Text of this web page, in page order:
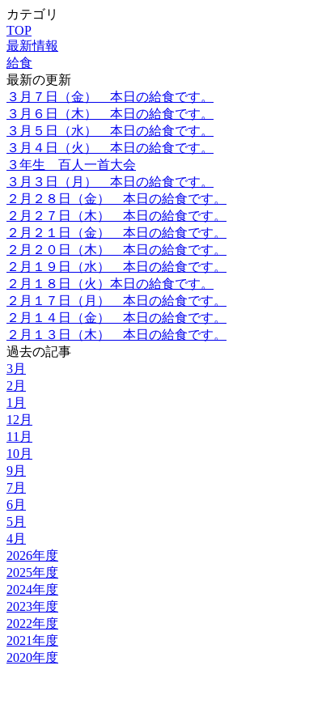
カテゴリ
TOP
最新情報
給食
最新の更新
３月７日（金） 本日の給食です。
３月６日（木） 本日の給食です。
３月５日（水） 本日の給食です。
３月４日（火） 本日の給食です。
３年生 百人一首大会
３月３日（月） 本日の給食です。
２月２８日（金） 本日の給食です。
２月２７日（木） 本日の給食です。
２月２１日（金） 本日の給食です。
２月２０日（木） 本日の給食です。
２月１９日（水） 本日の給食です。
２月１８日（火）本日の給食です。
２月１７日（月） 本日の給食です。
２月１４日（金） 本日の給食です。
２月１３日（木） 本日の給食です。
過去の記事
3月
2月
1月
12月
11月
10月
9月
7月
6月
5月
4月
2026年度
2025年度
2024年度
2023年度
2022年度
2021年度
2020年度